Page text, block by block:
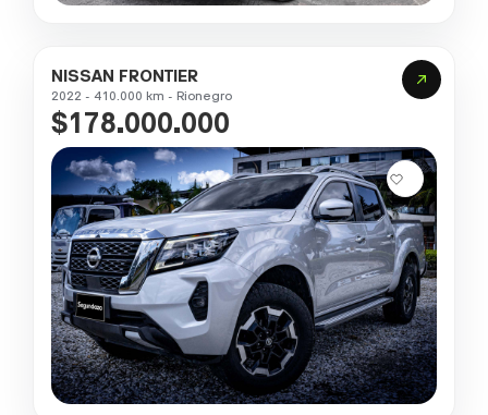
NISSAN FRONTIER
2022 - 410.000 km - Rionegro
$178.000.000